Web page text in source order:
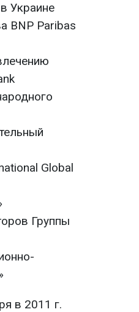
Украине
BNP Paribas
Global
Группы
в 2011 г.